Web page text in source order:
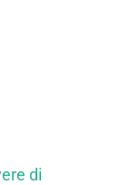
di